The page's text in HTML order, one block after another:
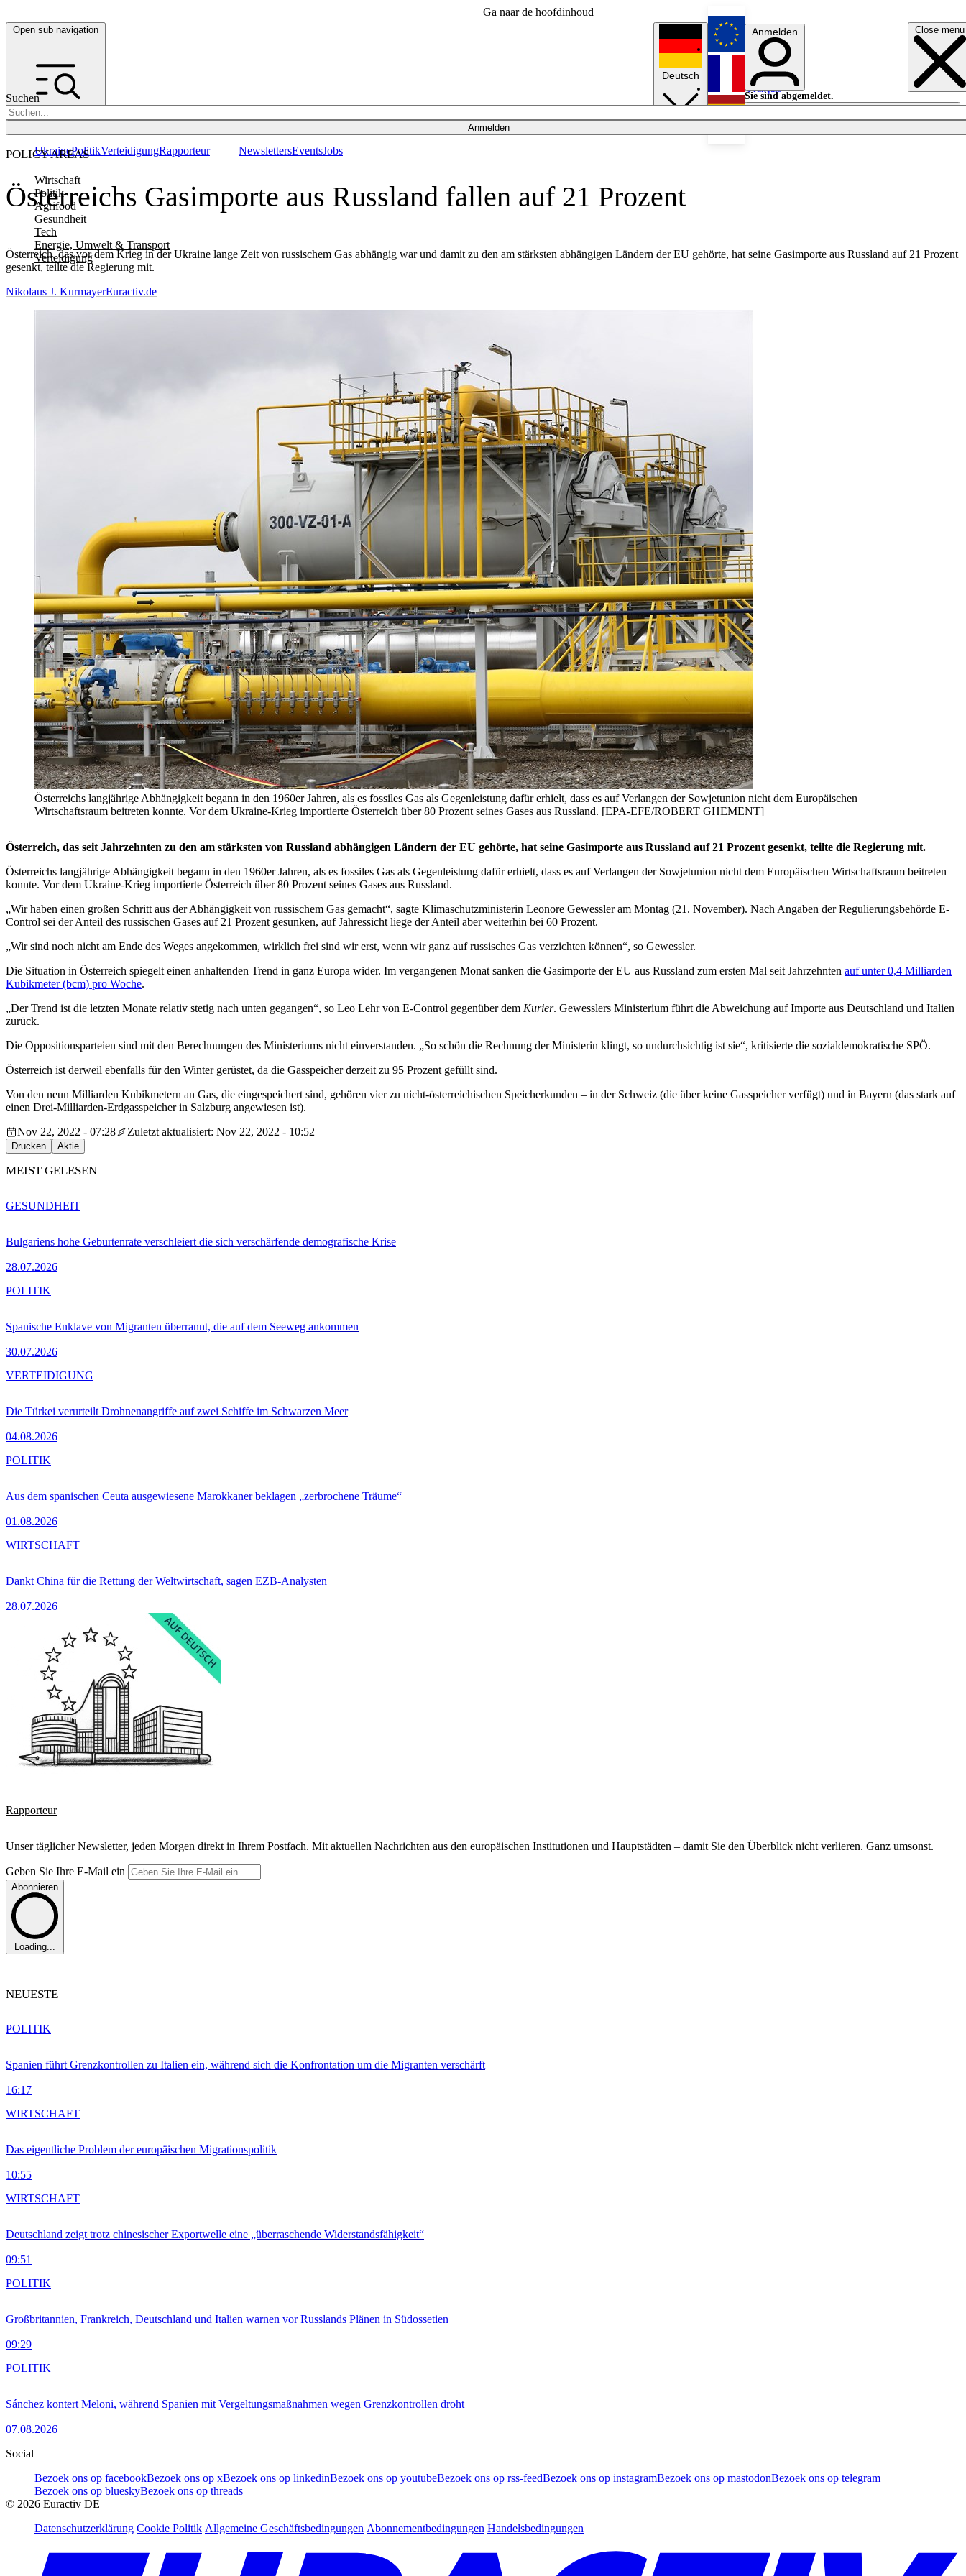
Ga naar de hoofdinhoud
Open sub navigation Close menu
Suchen
Anmelden
POLICY AREAS
Wirtschaft
Politik
Agrifood
Gesundheit
Tech
Energie, Umwelt & Transport
Verteidigung
UkrainePolitikVerteidigungRapporteur NewslettersEventsJobs
Deutsch
English
Français
Anmelden
Sie sind abgemeldet.
Anmelden
Licht aus
Österreichs Gasimporte aus Russland fallen auf 21 Prozent
Österreich, das vor dem Krieg in der Ukraine lange Zeit von russischem Gas abhängig war und damit zu den am stärksten abhängigen Ländern der EU gehörte, hat seine Gasimporte aus Russland auf 21 Prozent
gesenkt, teilte die Regierung mit.
Nikolaus J. KurmayerEuractiv.de
Österreichs langjährige Abhängigkeit begann in den 1960er Jahren, als es fossiles Gas als Gegenleistung dafür erhielt, dass es auf Verlangen der Sowjetunion nicht dem Europäischen
Wirtschaftsraum beitreten konnte. Vor dem Ukraine-Krieg importierte Österreich über 80 Prozent seines Gases aus Russland. [EPA-EFE/ROBERT GHEMENT]
Österreich, das seit Jahrzehnten zu den am stärksten von Russland abhängigen Ländern der EU gehörte, hat seine Gasimporte aus Russland auf 21 Prozent gesenkt, teilte die Regierung mit.
Österreichs langjährige Abhängigkeit begann in den 1960er Jahren, als es fossiles Gas als Gegenleistung dafür erhielt, dass es auf Verlangen der Sowjetunion nicht dem Europäischen Wirtschaftsraum beitreten
konnte. Vor dem Ukraine-Krieg importierte Österreich über 80 Prozent seines Gases aus Russland.
„Wir haben einen großen Schritt aus der Abhängigkeit von russischem Gas gemacht“, sagte Klimaschutzministerin Leonore Gewessler am Montag (21. November). Nach Angaben der Regulierungsbehörde E-
Control sei der Anteil des russischen Gases auf 21 Prozent gesunken, auf Jahressicht liege der Anteil aber weiterhin bei 60 Prozent.
„Wir sind noch nicht am Ende des Weges angekommen, wirklich frei sind wir erst, wenn wir ganz auf russisches Gas verzichten können“, so Gewessler.
Die Situation in Österreich spiegelt einen anhaltenden Trend in ganz Europa wider. Im vergangenen Monat sanken die Gasimporte der EU aus Russland zum ersten Mal seit Jahrzehnten auf unter 0,4 Milliarden
Kubikmeter (bcm) pro Woche.
„Der Trend ist die letzten Monate relativ stetig nach unten gegangen“, so Leo Lehr von E-Control gegenüber dem Kurier. Gewesslers Ministerium führt die Abweichung auf Importe aus Deutschland und Italien
zurück.
Die Oppositionsparteien sind mit den Berechnungen des Ministeriums nicht einverstanden. „So schön die Rechnung der Ministerin klingt, so undurchsichtig ist sie“, kritisierte die sozialdemokratische SPÖ.
Österreich ist derweil ebenfalls für den Winter gerüstet, da die Gasspeicher derzeit zu 95 Prozent gefüllt sind.
Von den neun Milliarden Kubikmetern an Gas, die eingespeichert sind, gehören vier zu nicht-österreichischen Speicherkunden – in der Schweiz (die über keine Gasspeicher verfügt) und in Bayern (das stark auf
einen Drei-Milliarden-Erdgasspeicher in Salzburg angewiesen ist).
Nov 22, 2022 - 07:28
Zuletzt aktualisiert: Nov 22, 2022 - 10:52
Drucken Aktie
MEIST GELESEN
Bulgariens hohe Geburtenrate verschleiert die sich verschärfende demografische Krise
28.07.2026
GESUNDHEIT
Spanische Enklave von Migranten überrannt, die auf dem Seeweg ankommen
30.07.2026
POLITIK
Die Türkei verurteilt Drohnenangriffe auf zwei Schiffe im Schwarzen Meer
04.08.2026
VERTEIDIGUNG
Aus dem spanischen Ceuta ausgewiesene Marokkaner beklagen „zerbrochene Träume“
01.08.2026
POLITIK
Dankt China für die Rettung der Weltwirtschaft, sagen EZB-Analysten
28.07.2026
WIRTSCHAFT
Rapporteur
Unser täglicher Newsletter, jeden Morgen direkt in Ihrem Postfach. Mit aktuellen Nachrichten aus den europäischen Institutionen und Hauptstädten – damit Sie den Überblick nicht verlieren. Ganz umsonst.
Geben Sie Ihre E-Mail ein
Abonnieren
Loading...
NEUESTE
Spanien führt Grenzkontrollen zu Italien ein, während sich die Konfrontation um die Migranten verschärft
16:17
POLITIK
Das eigentliche Problem der europäischen Migrationspolitik
10:55
WIRTSCHAFT
Deutschland zeigt trotz chinesischer Exportwelle eine „überraschende Widerstandsfähigkeit“
09:51
WIRTSCHAFT
Großbritannien, Frankreich, Deutschland und Italien warnen vor Russlands Plänen in Südossetien
09:29
POLITIK
Sánchez kontert Meloni, während Spanien mit Vergeltungsmaßnahmen wegen Grenzkontrollen droht
07.08.2026
POLITIK
Social
Bezoek ons op facebookBezoek ons op xBezoek ons op linkedinBezoek ons op youtubeBezoek ons op rss-feedBezoek ons op instagramBezoek ons op mastodonBezoek ons op telegram
Bezoek ons op blueskyBezoek ons op threads
© 2026 Euractiv DE
Datenschutzerklärung Cookie Politik Allgemeine Geschäftsbedingungen Abonnementbedingungen Handelsbedingungen